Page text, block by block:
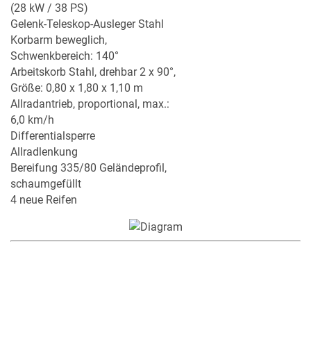
(28 kW / 38 PS)
Gelenk-Teleskop-Ausleger Stahl
Korbarm beweglich,
Schwenkbereich: 140°
Arbeitskorb Stahl, drehbar 2 x 90°,
Größe: 0,80 x 1,80 x 1,10 m
Allradantrieb, proportional, max.:
6,0 km/h
Differentialsperre
Allradlenkung
Bereifung 335/80 Geländeprofil,
schaumgefüllt
4 neue Reifen